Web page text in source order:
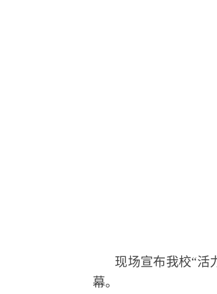
现场宣布我校“活
幕。